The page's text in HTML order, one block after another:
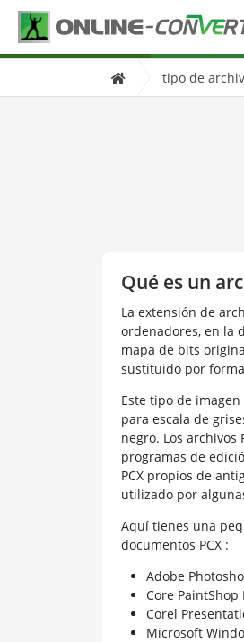
tipo de
Qué es un
La extensión de
ordenadores, en la
mapa de bits
sustituido por
Este tipo de
para escala de
negro. Los archivos
programas de
PCX propios de
utilizado por
Aquí tienes una
documentos PCX :
Adobe
Core PaintShop
Corel
Microsoft